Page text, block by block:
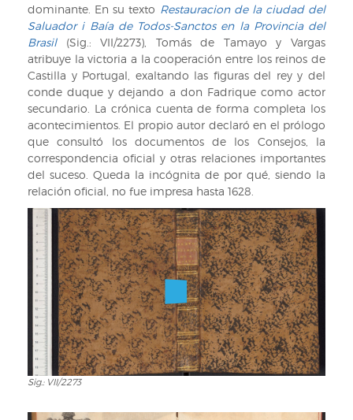
dominante. En su texto Restauracion de la ciudad del
Saluador i Baía de Todos-Sanctos en la Provincia del
Brasil(Sig.: VII/2273), Tomás de Tamayo y Vargas
atribuye la victoria a la cooperación entre los reinos de
Castilla y Portugal, exaltando las figuras del rey y del
conde duque y dejando a don Fadrique como actor
secundario. La crónica cuenta de forma completa los
acontecimientos. El propio autor declaró en el prólogo
que consultó los documentos de los Consejos, la
correspondencia oficial y otras relaciones importantes
del suceso. Queda la incógnita de por qué, siendo la
relación oficial, no fue impresa hasta 1628.
Sig.:
Sig.: VII/2273